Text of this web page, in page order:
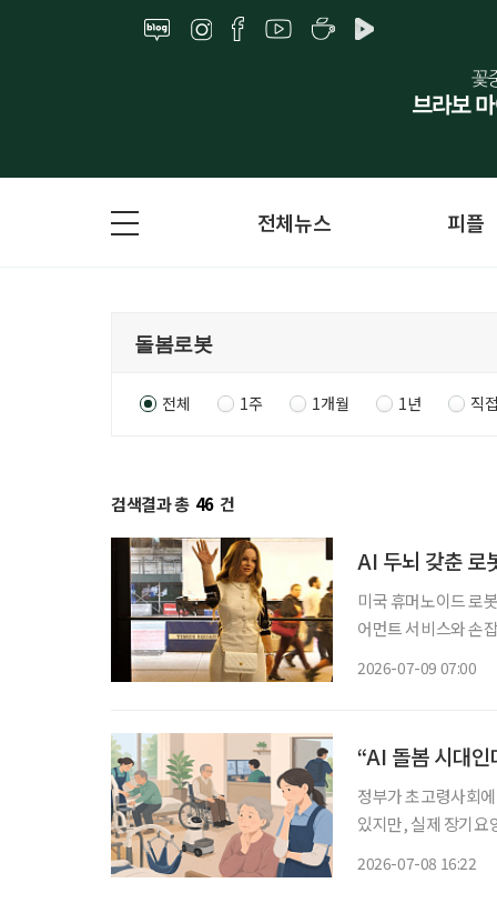
전체뉴스 피플
전체 1주 1개월 1년 직
검색결과 총 46 건
AI 두뇌 갖춘 로
미국 휴머노이드 로
어먼트 서비스와 손
2026-07-09 07:00
“AI 돌봄 시대인
정부가 초고령사회
있지만, 실제 장기요
2026-07-08 16:22